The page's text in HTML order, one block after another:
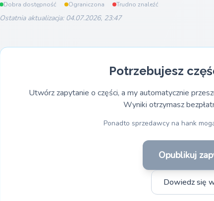
Dobra dostępność Ograniczona Trudno znaleźć
Ostatnia aktualizacja: 04.07.2026, 23:47
Potrzebujesz
Utwórz zapytanie o części, a my automatycznie
Wyniki otrzymasz
Ponadto sprzedawcy na hank
Opublikuj
Dowiedz się